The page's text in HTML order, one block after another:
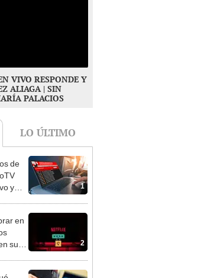
VIVO RESPONDE Y
ALIAGA | SIN
PALACIOS
LO ÚLTIMO
1
de
y
2
en
su